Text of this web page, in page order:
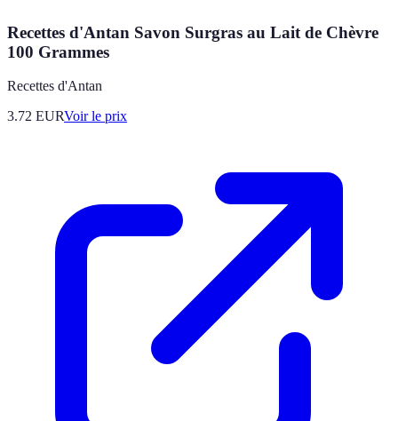
Recettes d'Antan Savon Surgras au Lait de Chèvre
100 Grammes
Recettes d'Antan
3.72 EURVoir le prix